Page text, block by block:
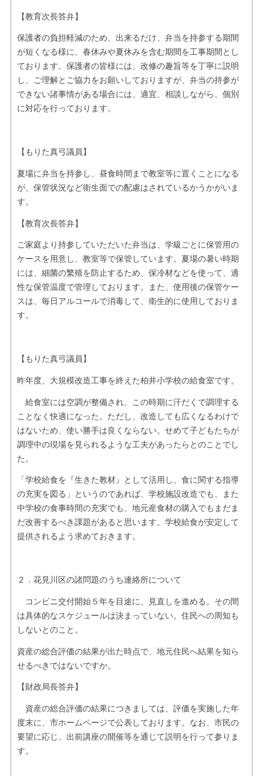
【教育次長答弁】
保護者の負担軽減のため、出来るだけ、弁当を持参する期間
が短くなる様に、春休みや夏休みを含む期間を工事期間とし
ております。保護者の皆様には、改修の趣旨等を丁寧に説明
し、ご理解とご協力をお願いしておりますが、弁当の持参が
できない諸事情がある場合には、適宜、相談しながら、個別
に対応を行っております。
【もりた真弓議員】
夏場に弁当を持参し、昼食時間まで教室等に置くことになる
が、保管状況など衛生面での配慮はされているかうかがいま
す。
【教育次長答弁】
ご家庭より持参していただいた弁当は、学級ごとに保管用の
ケースを用意し、教室等で保管しています。夏場の暑い時期
には、細菌の繁殖を防止するため、保冷材などを使って、適
性な保管温度で管理しております。また、使用後の保管ケー
スは、毎日アルコールで消毒して、衛生的に使用しておりま
す。
【もりた真弓議員】
昨年度、大規模改造工事を終えた柏井小学校の給食室です。
給食室には空調が整備され、この時期に汗だくで調理する
ことなく快適になった。ただし、改造しても広くなるわけで
はないため、使い勝手は良くならない。せめて子どもたちが
調理中の現場を見られるような工夫があったらとのことでし
た。
「学校給食を『生きた教材』として活用し、食に関する指導
の充実を図る」というのであれば、学校施設改造でも、また
中学校の食事時間の充実でも、地元産食材の購入でもまだま
だ改善するべき課題があると思います。学校給食が安定して
提供されるよう求めておきます。
２．花見川区の諸問題のうち連絡所について
コンビニ交付開始５年を目途に、見直しを進める。その間
は具体的なスケジュールは決まっていない。住民への周知も
しないとのこと。
資産の総合評価の結果が出た時点で、地元住民へ結果を知ら
せるべきではないですか。
【財政局長答弁】
資産の総合評価の結果につきましては、評価を実施した年
度末に、市ホームページで公表しております。なお、市民の
要望に応じ、出前講座の開催等を通じて説明を行って参りま
す。